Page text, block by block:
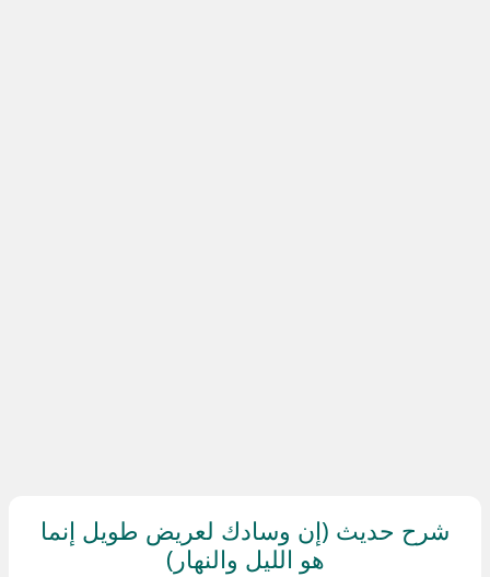
شرح حديث (إن وسادك لعريض طويل إنما
هو الليل والنهار)